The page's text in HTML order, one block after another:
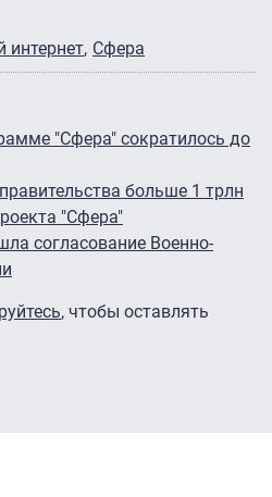
интернет Сфера
"Сфера" сократилось до
больше 1 трлн
"Сфера"
согласование Военно-
, чтобы оставлять